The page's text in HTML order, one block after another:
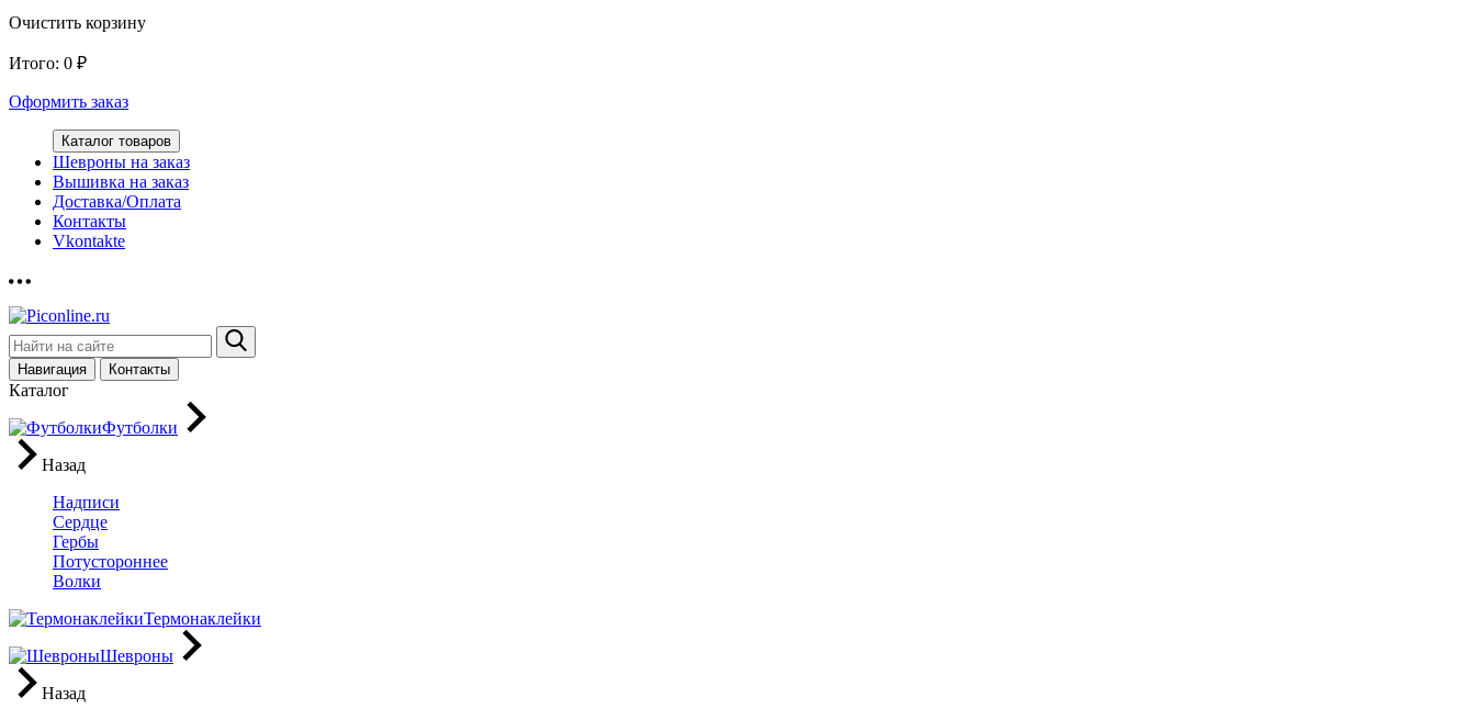
Очистить корзину
Итого: 0 ₽
Оформить заказ
Каталог товаров
Шевроны на заказ
Вышивка на заказ
Доставка/Оплата
Контакты
Vkontakte
Навигация Контакты
Каталог
Футболки
Назад
Надписи
Сердце
Гербы
Потустороннее
Волки
Термонаклейки
Шевроны
Назад